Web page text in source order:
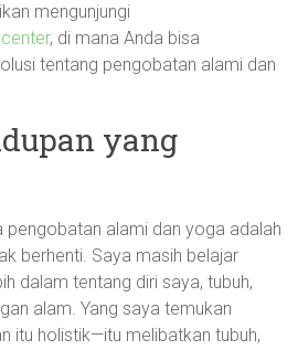
mengunjungi
, di mana Anda bisa
tentang pengobatan alami dan
yang
pengobatan alami dan yoga adalah
berhenti. Saya masih belajar
dalam tentang diri saya, tubuh,
alam. Yang saya temukan
itu holistik—itu melibatkan tubuh,